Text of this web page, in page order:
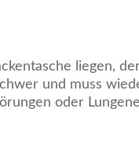
liegen,
und muss
oder